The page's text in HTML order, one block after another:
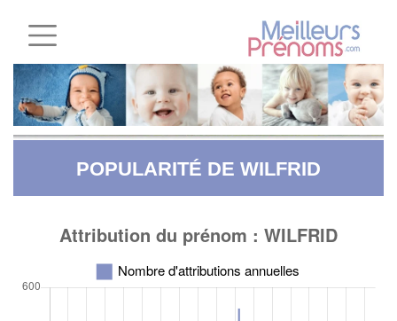
POPULARITÉ DE WILFRID